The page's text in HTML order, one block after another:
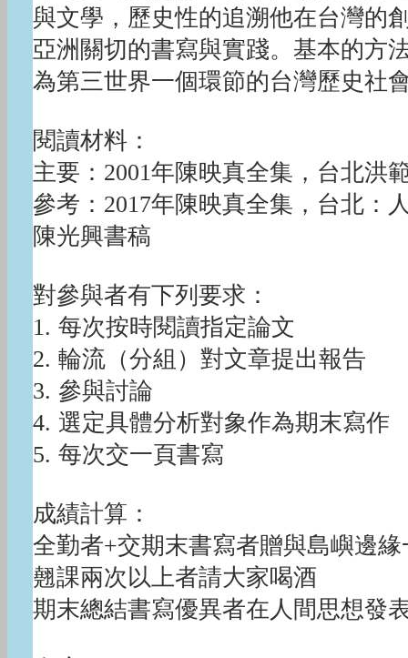
與文學，歷史性的追溯他在台灣的
亞洲關切的書寫與實踐。基本的方
為第三世界一個環節的台灣歷史社
閱讀材料：
主要：2001年陳映真全集，台北洪
參考：2017年陳映真全集，台北：
陳光興書稿
對參與者有下列要求：
1. 每次按時閱讀指定論文
2. 輪流（分組）對文章提出報告
3. 參與討論
4. 選定具體分析對象作為期末寫作
5. 每次交一頁書寫
成績計算：
全勤者+交期末書寫者贈與島嶼邊緣
翹課兩次以上者請大家喝酒
期末總結書寫優異者在人間思想發